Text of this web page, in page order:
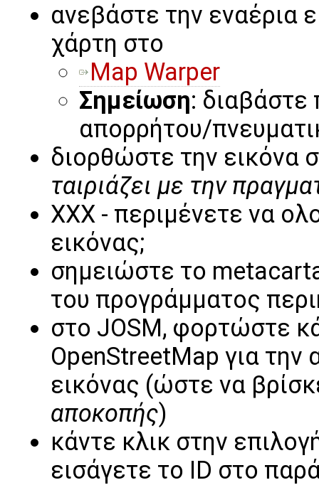
ανεβάστε την εναέρια
χάρτη στο
Map Warper
Σημείωση: διαβάστε
απορρήτου/
διορθώστε την εικόνα
ταιριάζει με την
XXX - περιμένετε να
εικόνας;
σημειώστε το
του προγράμματος
στο JOSM, φορτώστε
OpenStreetMap για την
εικόνας (ώστε να
αποκοπής)
κάντε κλικ στην
εισάγετε το ID στο